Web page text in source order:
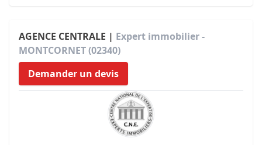
AGENCE CENTRALE | Expert immobilier -
MONTCORNET (02340)
Demander un devis